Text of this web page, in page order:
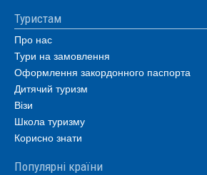
Туристам
Про нас
Тури на замовлення
Оформлення закордонного паспорта
Дитячий туризм
Візи
Школа туризму
Корисно знати
Популярні країни